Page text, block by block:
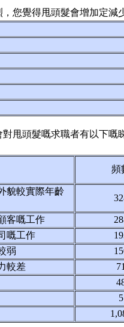
您覺得甩頭髮會增加定減
甩頭髮嘅求職者有以下
頻
貌較實際年齡
客嘅工作
嘅工作
弱
較差